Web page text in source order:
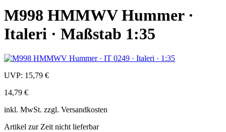
M998 HMMWV Hummer ·
Italeri · Maßstab 1:35
UVP: 15,79 €
14,79 €
inkl. MwSt. zzgl. Versandkosten
Artikel zur Zeit nicht lieferbar